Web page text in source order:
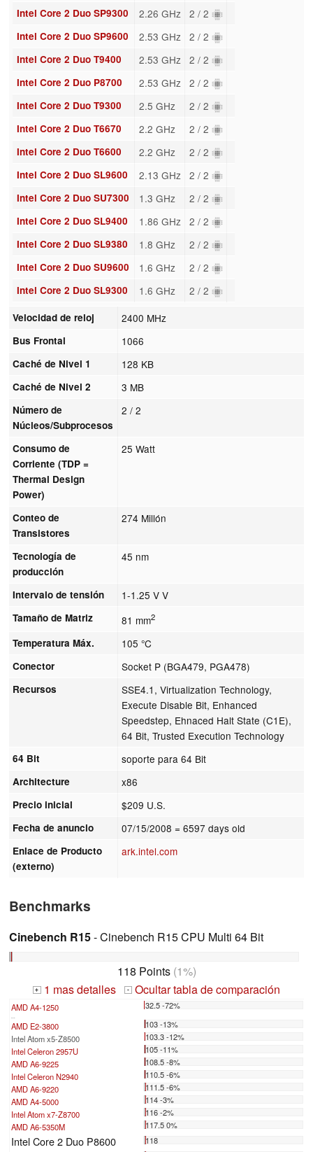
Intel Core 2 Duo SP9300 2.26 GHz 2 / 2
Intel Core 2 Duo SP9600 2.53 GHz 2 / 2
Intel Core 2 Duo T9400 2.53 GHz 2 / 2
Intel Core 2 Duo P8700 2.53 GHz 2 / 2
Intel Core 2 Duo T9300 2.5 GHz 2 / 2
Intel Core 2 Duo T6670 2.2 GHz 2 / 2
Intel Core 2 Duo T6600 2.2 GHz 2 / 2
Intel Core 2 Duo SL9600 2.13 GHz 2 / 2
Intel Core 2 Duo SU7300 1.3 GHz 2 / 2
Intel Core 2 Duo SL9400 1.86 GHz 2 / 2
Intel Core 2 Duo SL9380 1.8 GHz 2 / 2
Intel Core 2 Duo SU9600 1.6 GHz 2 / 2
Intel Core 2 Duo SL9300 1.6 GHz 2 / 2
Velocidad de reloj 2400 MHz
Bus Frontal 1066
Caché de Nivel 1 128 KB
Caché de Nivel 2 3 MB
Número de
Núcleos/Subprocesos
2 / 2
Consumo de
Corriente (TDP =
Thermal Design
Power)
25 Watt
Conteo de
Transistores
274 Millón
Tecnología de
producción
45 nm
Intervalo de tensión 1-1.25 V V
Tamaño de Matriz 81 mm2
Temperatura Máx. 105 °C
Conector Socket P (BGA479, PGA478)
Recursos
SSE4.1, Virtualization Technology,
Execute Disable Bit, Enhanced
Speedstep, Ehnaced Halt State (C1E),
64 Bit, Trusted Execution Technology
64 Bit soporte para 64 Bit
Architecture x86
Precio inicial $209 U.S.
Fecha de anuncio 07/15/2008 = 6597 days old
Enlace de Producto
(externo)
ark.intel.com
Benchmarks
Cinebench R15- Cinebench R15 CPU Multi 64 Bit
118 Points(1%)
+ 1 mas detalles - Ocultar tabla de comparación
AMD A4-1250 32.5 -72%
AMD E2-3800
103 -13%
Intel Atom x5-Z8500
103.3 -12%
Intel Celeron 2957U
105 -11%
AMD A6-9225
108.5 -8%
Intel Celeron N2940
110.5 -6%
AMD A6-9220
111.5 -6%
AMD A4-5000
114 -3%
Intel Atom x7-Z8700
116 -2%
AMD A6-5350M
117.5 0%
Intel Core 2 Duo P8600
118